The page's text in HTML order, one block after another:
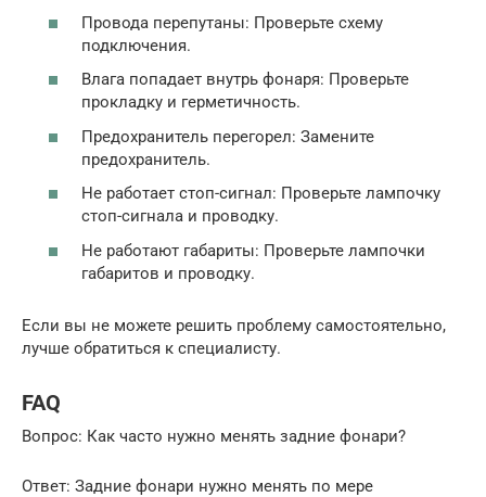
Провода перепутаны: Проверьте схему
подключения.
Влага попадает внутрь фонаря: Проверьте
прокладку и герметичность.
Предохранитель перегорел: Замените
предохранитель.
Не работает стоп-сигнал: Проверьте лампочку
стоп-сигнала и проводку.
Не работают габариты: Проверьте лампочки
габаритов и проводку.
Если вы не можете решить проблему самостоятельно,
лучше обратиться к специалисту.
FAQ
Вопрос: Как часто нужно менять задние фонари?
Ответ: Задние фонари нужно менять по мере